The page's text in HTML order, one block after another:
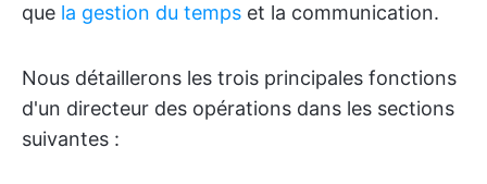
que la gestion du temps et la communication.
Nous détaillerons les trois principales fonctions
d'un directeur des opérations dans les sections
suivantes :